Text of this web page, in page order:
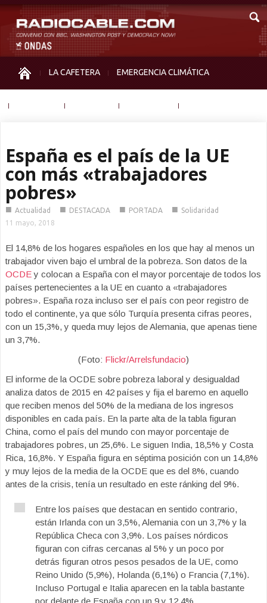
LA CAFETERA EMERGENCIA CLIMÁTICA
España es el país de la UE
con más «trabajadores
pobres»
■ Actualidad ■ DESTACADA ■ PORTADA ■ Solidaridad
11 mayo, 2018
El 14,8% de los hogares españoles en los que hay al menos un
trabajador viven bajo el umbral de la pobreza. Son datos de la
OCDEy colocan a España con el mayor porcentaje de todos los
países pertenecientes a la UE en cuanto a «trabajadores
pobres». España roza incluso ser el país con peor registro de
todo el continente, ya que sólo Turquía presenta cifras peores,
con un 15,3%, y queda muy lejos de Alemania, que apenas tiene
un 3,7%.
(Foto: Flickr/Arrelsfundacio)
El informe de la OCDE sobre pobreza laboral y desigualdad
analiza datos de 2015 en 42 países y fija el baremo en aquello
que reciben menos del 50% de la mediana de los ingresos
disponibles en cada país. En la parte alta de la tabla figuran
China, como el país del mundo con mayor porcentaje de
trabajadores pobres, un 25,6%. Le siguen India, 18,5% y Costa
Rica, 16,8%. Y España figura en séptima posición con un 14,8%
y muy lejos de la media de la OCDE que es del 8%, cuando
antes de la crisis, tenía un resultado en este ránking del 9%.
Entre los países que destacan en sentido contrario,
están Irlanda con un 3,5%, Alemania con un 3,7% y la
República Checa con 3,9%. Los países nórdicos
figuran con cifras cercanas al 5% y un poco por
detrás figuran otros pesos pesados de la UE, como
Reino Unido (5,9%), Holanda (6,1%) o Francia (7,1%).
Incluso Portugal e Italia aparecen en la tabla bastante
por delante de España con un 9 y 12,4%